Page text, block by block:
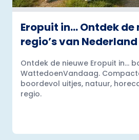
Eropuit in… Ontdek de
regio’s van Nederland
Ontdek de nieuwe Eropuit in...
WattedoenVandaag.
boordevol uitjes, natuur,
regio.